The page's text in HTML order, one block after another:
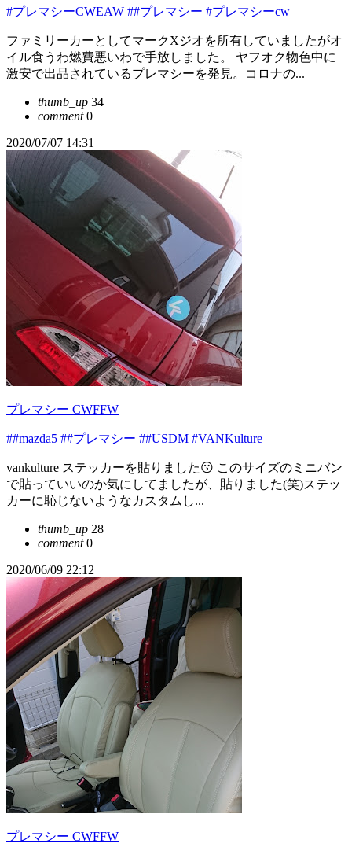
#プレマシーCWEAW ##プレマシー #プレマシーcw
ファミリーカーとしてマークXジオを所有していましたがオ
イル食うわ燃費悪いわで手放しました。 ヤフオク物色中に
激安で出品されているプレマシーを発見。コロナの...
thumb_up 34
comment0
2020/07/07 14:31
プレマシー CWFFW
##mazda5 ##プレマシー ##USDM #VANKulture
vankulture ステッカーを貼りました😗 このサイズのミニバン
で貼っていいのか気にしてましたが、貼りました(笑)ステッ
カーに恥じないようなカスタムし...
thumb_up 28
comment0
2020/06/09 22:12
プレマシー CWFFW